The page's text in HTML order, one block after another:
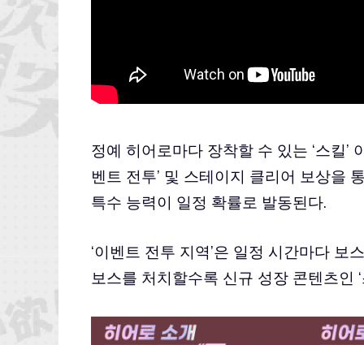
정예 히어로마다 장착할 수 있는 ‘스킬’
벤트 전투’ 및 스테이지 클리어 보상을
특수 능력이 일정 확률로 발동된다.
‘이벤트 전투 지역’은 일정 시간마다
보스를 처치할수록 신규 성장 콘텐츠인